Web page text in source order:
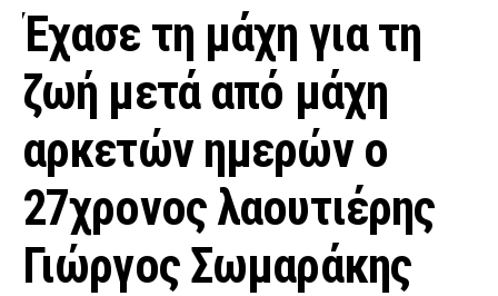
Έχασε τη μάχη για τη
ζωή μετά από μάχη
αρκετών ημερών ο
27χρονος λαουτιέρης
Γιώργος Σωμαράκης